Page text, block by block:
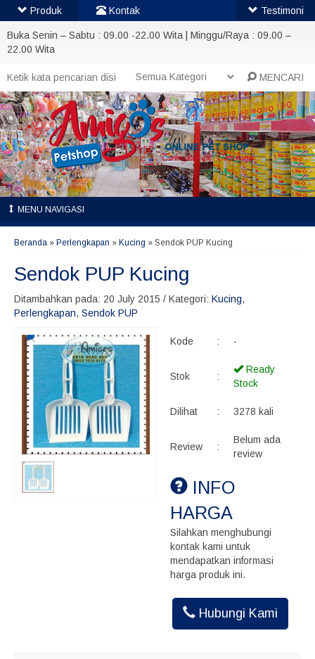
Buka Senin – Sabtu : 09.00 -22.00 Wita | Minggu/Raya : 09.00 –
22.00 Wita
MENCARI
MENU NAVIGASI
Beranda » Perlengkapan » Kucing » Sendok PUP Kucing
Sendok PUP Kucing
Ditambahkan pada: 20 July 2015 / Kategori: Kucing,
Perlengkapan, Sendok PUP
Kode : -
Stok :
Ready
Stock
Dilihat : 3278 kali
Review :
Belum ada
review
INFO
HARGA
Silahkan menghubungi
kontak kami untuk
mendapatkan informasi
harga produk ini.
Hubungi Kami
Produk Kontak Testimoni